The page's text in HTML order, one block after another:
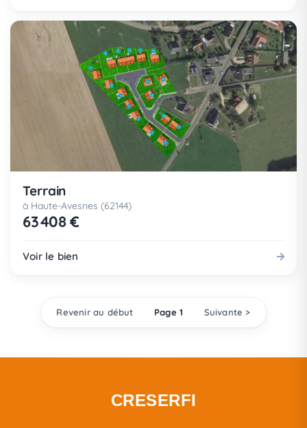
Terrain
à Haute-Avesnes (62144)
63 408 €
Voir le bien
Revenir au début Page 1 Suivante >
CRESERFI